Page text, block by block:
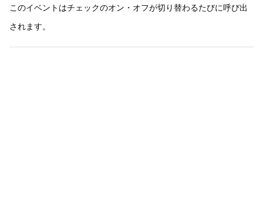
このイベントはチェックのオン・オフが切り替わるたびに呼び出
されます。